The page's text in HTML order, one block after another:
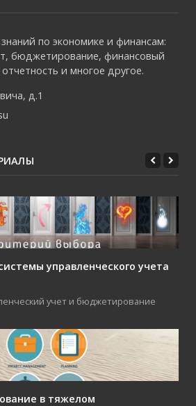
по экономике и финансам:
бюджетирование, финансовый
и многое другое.
д.1
управленческого учета
учет и бюджетирование
в тяжелом